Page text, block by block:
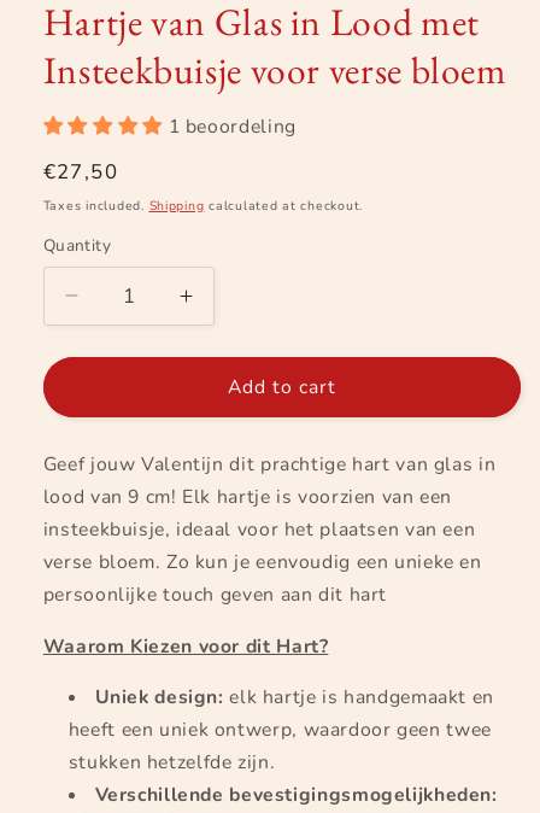
in
modal
Hartje van Glas in Lood met
Insteekbuisje voor verse bloem
1 beoordeling
Regular
price
€27,50
Taxes included. Shipping calculated at checkout.
Quantity
Decrease
quantity
for
van
in
Lood
met
Insteekbuisje
voor
verse
Increase
quantity
for
Hartje
van
in
Lood
met
Insteekbuisje
voor
verse
Add to cart
Geef jouw Valentijn dit prachtige hart van glas in
lood van 9 cm! Elk hartje is voorzien van een
insteekbuisje, ideaal voor het plaatsen van een
verse bloem. Zo kun je eenvoudig een unieke en
persoonlijke touch geven aan dit hart
Waarom Kiezen voor dit Hart?
Uniek design:elk hartje is handgemaakt en
heeft een uniek ontwerp, waardoor geen twee
stukken hetzelfde zijn.
Verschillende bevestigingsmogelijkheden: